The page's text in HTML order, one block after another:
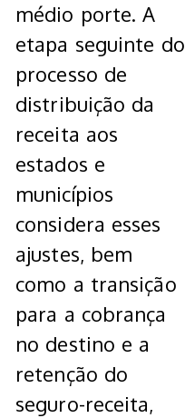
médio porte. A
etapa seguinte do
processo de
distribuição da
receita aos
estados e
municípios
considera esses
ajustes, bem
como a transição
para a cobrança
no destino e a
retenção do
seguro-receita,